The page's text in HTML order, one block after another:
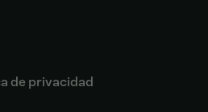
de privacidad